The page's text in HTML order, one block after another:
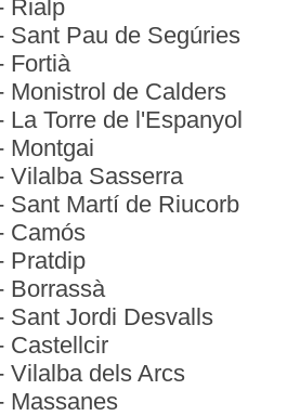
Rialp
Sant Pau de Segúries
Fortià
Monistrol de Calders
La Torre de l'Espanyol
Montgai
Vilalba Sasserra
Sant Martí de Riucorb
Camós
Pratdip
Borrassà
Sant Jordi Desvalls
Castellcir
Vilalba dels Arcs
Massanes